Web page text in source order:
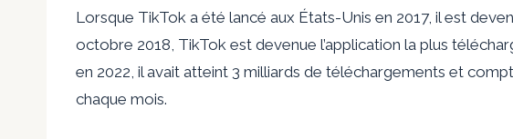
Lorsque TikTok a été lancé aux États-Unis en 2017, il est
octobre 2018, TikTok est devenue l’application la plus
en 2022, il avait atteint 3 milliards de téléchargements et
chaque mois.